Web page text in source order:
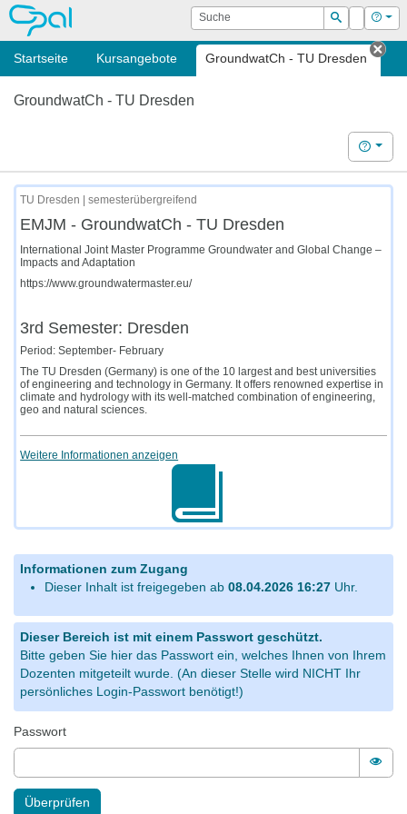
OPAL Suche
Suchen
Login Hilfe
Startseite Kursangebote GroundwatCh - TU Dresden
GroundwatCh - TU Dresden
Hilfe
TU Dresden | semesterübergreifend
EMJM - GroundwatCh - TU Dresden
International Joint Master Programme Groundwater and Global Change –
Impacts and Adaptation
https://www.groundwatermaster.eu/
3rd Semester: Dresden
Period: September- February
The TU Dresden (Germany) is one of the 10 largest and best universities
of engineering and technology in Germany. It offers renowned expertise in
climate and hydrology with its well-matched combination of engineering,
geo and natural sciences.
Weitere Informationen anzeigen
Informationen zum Zugang
Dieser Inhalt ist freigegeben ab 08.04.2026 16:27Uhr.
Dieser Bereich ist mit einem Passwort geschützt.
Bitte geben Sie hier das Passwort ein, welches Ihnen von Ihrem
Dozenten mitgeteilt wurde. (An dieser Stelle wird NICHT Ihr
persönliches Login-Passwort benötigt!)
Passwort
Überprüfen